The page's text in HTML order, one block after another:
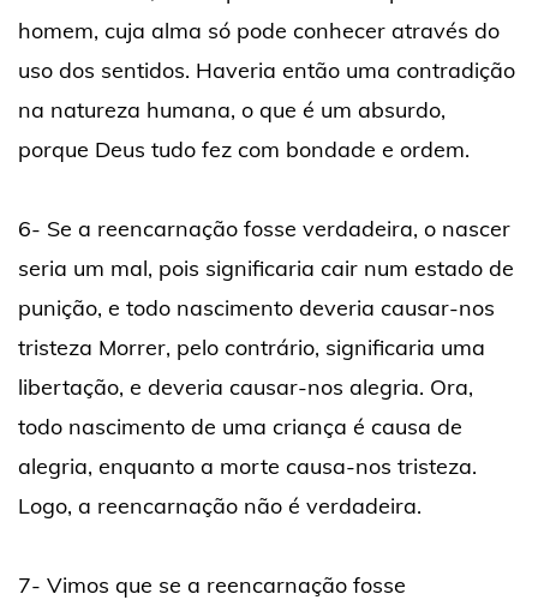
homem, cuja alma só pode conhecer através do
uso dos sentidos. Haveria então uma contradição
na natureza humana, o que é um absurdo,
porque Deus tudo fez com bondade e ordem.
6- Se a reencarnação fosse verdadeira, o nascer
seria um mal, pois significaria cair num estado de
punição, e todo nascimento deveria causar-nos
tristeza Morrer, pelo contrário, significaria uma
libertação, e deveria causar-nos alegria. Ora,
todo nascimento de uma criança é causa de
alegria, enquanto a morte causa-nos tristeza.
Logo, a reencarnação não é verdadeira.
7- Vimos que se a reencarnação fosse